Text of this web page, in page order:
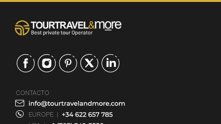
CONTACTO
EUROPE |